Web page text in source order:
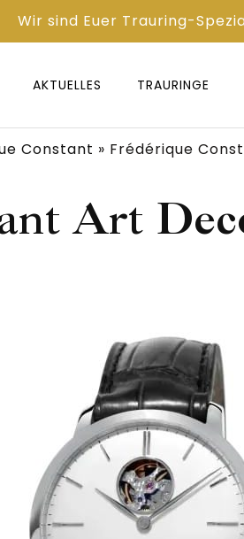
Wir sind Euer Trauring-
AKTUELLES TRAURINGE
Constant » Frédérique
Art